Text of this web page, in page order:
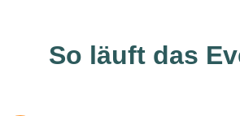
So läuft das